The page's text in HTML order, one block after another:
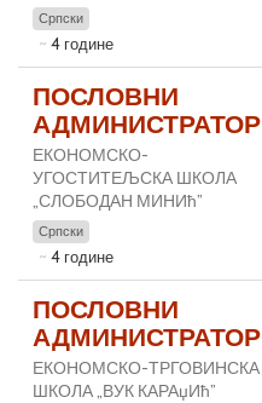
Српски
4 године
ПОСЛОВНИ
АДМИНИСТРАТОР
ЕКОНОМСКО-
УГОСТИТЕЉСКА ШКОЛА
„СЛОБОДАН МИНИћ”
Српски
4 године
ПОСЛОВНИ
АДМИНИСТРАТОР
ЕКОНОМСКО-ТРГОВИНСКА
ШКОЛА „ВУК КАРАџИћ”